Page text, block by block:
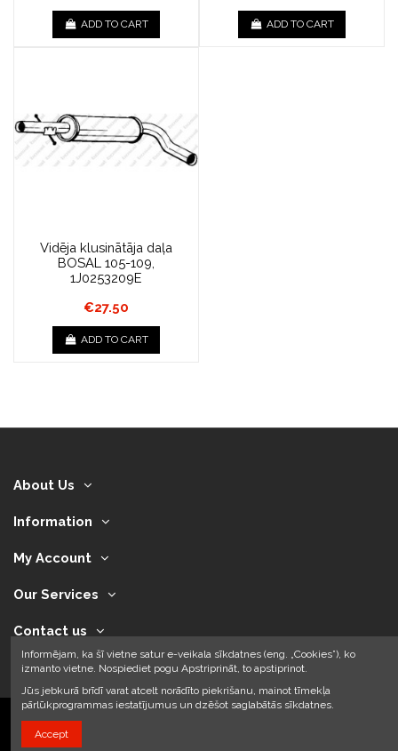
ADD TO CART ADD TO CART
Vidēja klusinātāja daļa
BOSAL 105-109,
1J0253209E
€27.50
ADD TO CART
About Us
Information
My Account
Our Services
Contact us
Informējam, ka šī vietne satur e-veikala sīkdatnes (eng. „Cookies”), ko
izmanto vietne. Nospiediet pogu Apstriprināt, to apstiprinot.
Jūs jebkurā brīdī varat atcelt norādīto piekrišanu, mainot tīmekļa
pārlūkprogrammas iestatījumus un dzēšot saglabātās sīkdatnes.
Accept